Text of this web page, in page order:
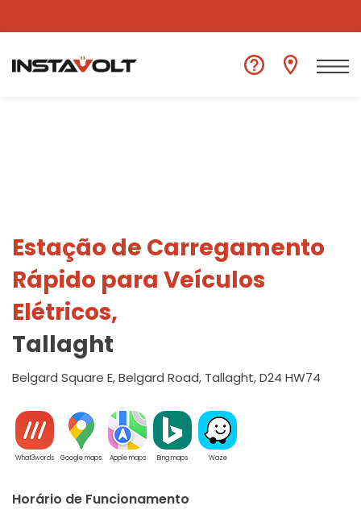
Ver outra localização
Estação de Carregamento
Rápido para Veículos
Elétricos,
Tallaght
Belgard Square E, Belgard Road, Tallaght, D24 HW74
What3words Google maps Apple maps Bing maps Waze
Horário de Funcionamento